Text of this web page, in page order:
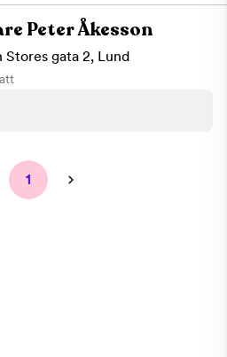
Peter Åkesson
Stores gata 2, Lund
1